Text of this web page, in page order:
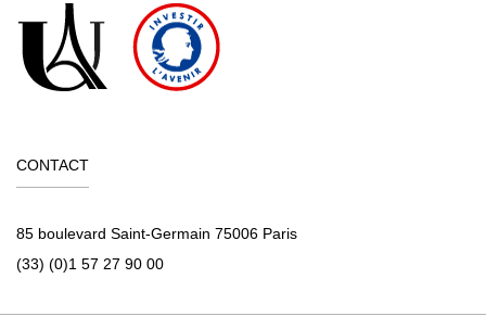
CONTACT
85 boulevard Saint-Germain 75006 Paris
(33) (0)1 57 27 90 00